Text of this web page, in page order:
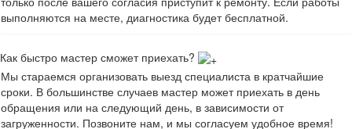
выполняются на месте, диагностика будет бесплатной.
Как быстро мастер сможет приехать?
Мы стараемся организовать выезд специалиста в кратчайшие
сроки. В большинстве случаев мастер может приехать в день
обращения или на следующий день, в зависимости от
загруженности. Позвоните нам, и мы согласуем удобное время!